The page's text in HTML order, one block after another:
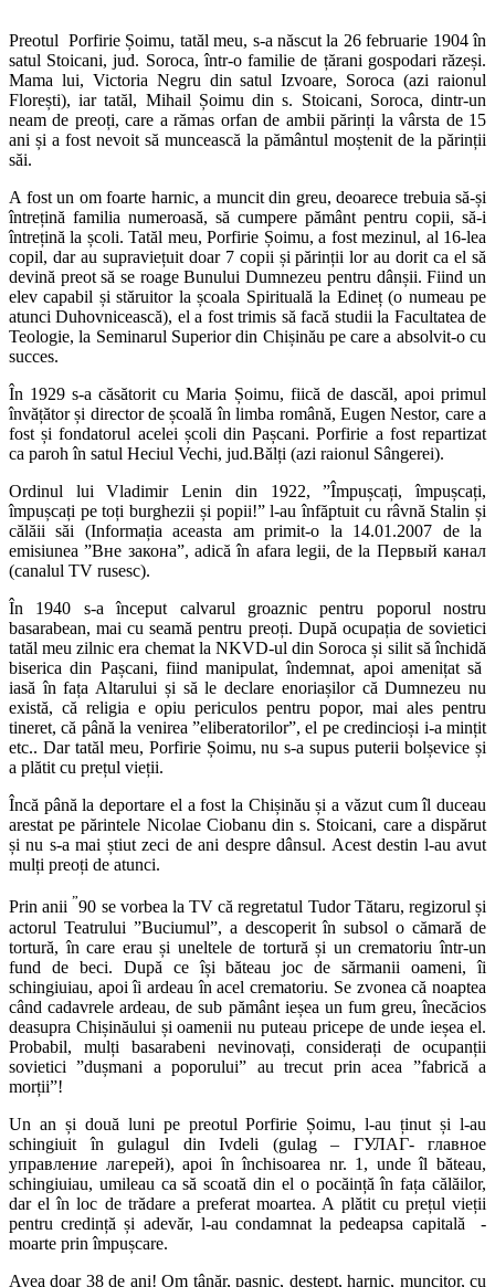
Preotul Porfirie Șoimu, tatăl meu, s-a născut la 26 februarie 1904 în
satul Stoicani, jud. Soroca, într-o familie de țărani gospodari răzeși.
Mama lui, Victoria Negru din satul Izvoare, Soroca (azi raionul
Florești), iar tatăl, Mihail Șoimu din s. Stoicani, Soroca, dintr-un
neam de preoți, care a rămas orfan de ambii părinți la vârsta de 15
ani și a fost nevoit să muncească la pământul moștenit de la părinții
săi.
A fost un om foarte harnic, a muncit din greu, deoarece trebuia să-și
întrețină familia numeroasă, să cumpere pământ pentru copii, să-i
întrețină la școli. Tatăl meu, Porfirie Șoimu, a fost mezinul, al 16-lea
copil, dar au supraviețuit doar 7 copii și părinții lor au dorit ca el să
devină preot să se roage Bunului Dumnezeu pentru dânșii. Fiind un
elev capabil și stăruitor la școala Spirituală la Edineț (o numeau pe
atunci Duhovnicească), el a fost trimis să facă studii la Facultatea de
Teologie, la Seminarul Superior din Chișinău pe care a absolvit-o cu
succes.
În 1929 s-a căsătorit cu Maria Șoimu, fiică de dascăl, apoi primul
învățător și director de școală în limba română, Eugen Nestor, care a
fost și fondatorul acelei școli din Pașcani. Porfirie a fost repartizat
ca paroh în satul Heciul Vechi, jud.Bălți (azi raionul Sângerei).
Ordinul lui Vladimir Lenin din 1922, ”Împușcați, împușcați,
împușcați pe toți burghezii și popii!” l-au înfăptuit cu râvnă Stalin și
călăii săi (Informația aceasta am primit-o la 14.01.2007 de la
emisiunea ”Вне закона”, adică în afara legii, de la Первый канал
(canalul TV rusesc).
În 1940 s-a început calvarul groaznic pentru poporul nostru
basarabean, mai cu seamă pentru preoți. După ocupația de sovietici
tatăl meu zilnic era chemat la NKVD-ul din Soroca și silit să închidă
biserica din Pașcani, fiind manipulat, îndemnat, apoi amenițat să
iasă în fața Altarului și să le declare enoriașilor că Dumnezeu nu
există, că religia e opiu periculos pentru popor, mai ales pentru
tineret, că până la venirea ”eliberatorilor”, el pe credincioși i-a mințit
etc.. Dar tatăl meu, Porfirie Șoimu, nu s-a supus puterii bolșevice și
a plătit cu prețul vieții.
Încă până la deportare el a fost la Chișinău și a văzut cum îl duceau
arestat pe părintele Nicolae Ciobanu din s. Stoicani, care a dispărut
și nu s-a mai știut zeci de ani despre dânsul. Acest destin l-au avut
mulți preoți de atunci.
Prin anii ”90 se vorbea la TV că regretatul Tudor Tătaru, regizorul și
actorul Teatrului ”Buciumul”, a descoperit în subsol o cămară de
tortură, în care erau și uneltele de tortură și un crematoriu într-un
fund de beci. După ce își băteau joc de sărmanii oameni, îi
schingiuiau, apoi îi ardeau în acel crematoriu. Se zvonea că noaptea
când cadavrele ardeau, de sub pământ ieșea un fum greu, înecăcios
deasupra Chișinăului și oamenii nu puteau pricepe de unde ieșea el.
Probabil, mulți basarabeni nevinovați, considerați de ocupanții
sovietici ”dușmani a poporului” au trecut prin acea ”fabrică a
morții”!
Un an și două luni pe preotul Porfirie Șoimu, l-au ținut și l-au
schingiuit în gulagul din Ivdeli (gulag – ГУЛАГ- главное
управление лагерей), apoi în închisoarea nr. 1, unde îl băteau,
schingiuiau, umileau ca să scoată din el o pocăință în fața călăilor,
dar el în loc de trădare a preferat moartea. A plătit cu prețul vieții
pentru credință și adevăr, l-au condamnat la pedeapsa capitală -
moarte prin împușcare.
Avea doar 38 de ani! Om tânăr, pașnic, deștept, harnic, muncitor, cu